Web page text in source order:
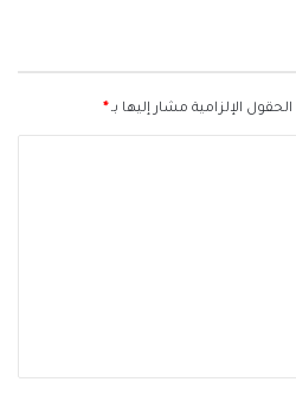
الحقول الإلزامية مشار إليها بـ*